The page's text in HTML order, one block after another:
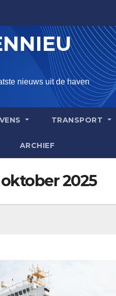
nieuws uit de haven
TRANSPORT
ARCHIEF
oktober 2025